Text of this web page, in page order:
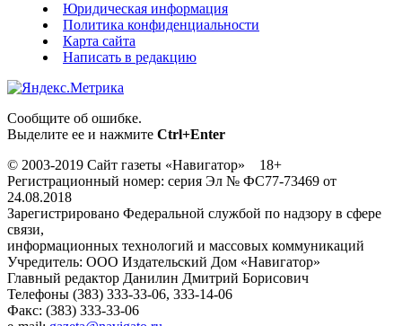
Юридическая информация
Политика конфиденциальности
Карта сайта
Написать в редакцию
Сообщите об ошибке.
Выделите ее и нажмите Ctrl+Enter
© 2003-2019 Сайт газеты «Навигатор» 18+
Регистрационный номер: серия Эл № ФС77-73469 от
24.08.2018
Зарегистрировано Федеральной службой по надзору в сфере
связи,
информационных технологий и массовых коммуникаций
Учредитель: ООО Издательский Дом «Навигатор»
Главный редактор Данилин Дмитрий Борисович
Телефоны (383) 333-33-06, 333-14-06
Факс: (383) 333-33-06